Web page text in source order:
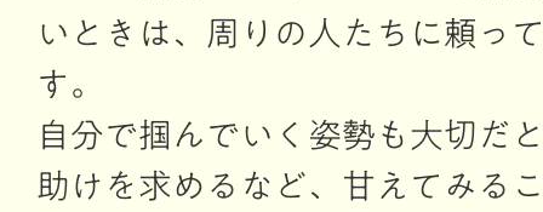
いときは、周りの人たちに頼っ
す。
自分で掴んでいく姿勢も大切だ
助けを求めるなど、甘えてみる